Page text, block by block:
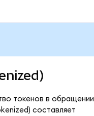
токенов в обращении
составляет